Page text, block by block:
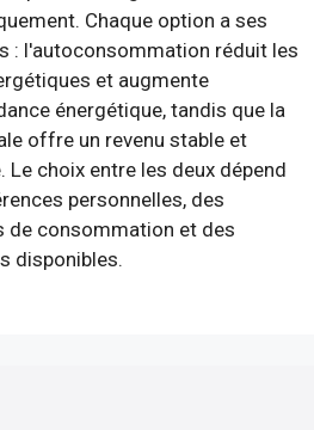
Chaque option a ses
: l'autoconsommation réduit les
et augmente
énergétique, tandis que la
offre un revenu stable et
Le choix entre les deux dépend
personnelles, des
de consommation et des
disponibles.